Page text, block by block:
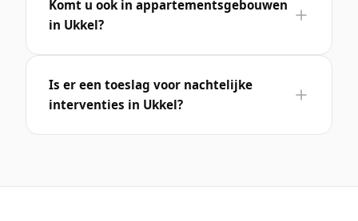
Komt u ook in appartementsgebouwen
in Ukkel?
Is er een toeslag voor nachtelijke
interventies in Ukkel?